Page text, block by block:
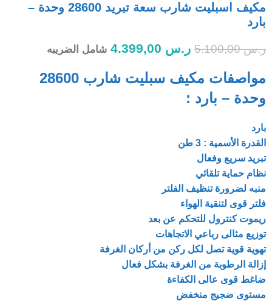
مكيف اسبليت شارب سعة تبريد 28600 وحدة –
بارد
ر.س5.100,00 ر.س شامل الضريبه
مواصفات مكيف سبليت شارب 28600
وحدة – بارد :
بارد
القدرة الأسمية : 3 طن
تبريد سريع وفعال
نظام حماية تلقائي
منبه لضرورة تنظيف الفلتر
فلتر قوى لتنقية الهواء
ريموت كنترول للتحكم عن بعد
توزيع مثالى رباعي الاتجاهات
تهوية قوية تصل لكل ركن من أركان الغرفة
إزالة الرطوبة من الغرفة بشكل فعال
ضاغط قوى عالى الكفاءة
مستوى ضجيج منخفض